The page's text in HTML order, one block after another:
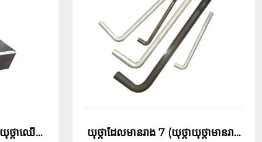
កាឈើឆ្កា
យុថ្កាដែលមានរាង 7 (យុថ្កាយុថ្កាមានរាង